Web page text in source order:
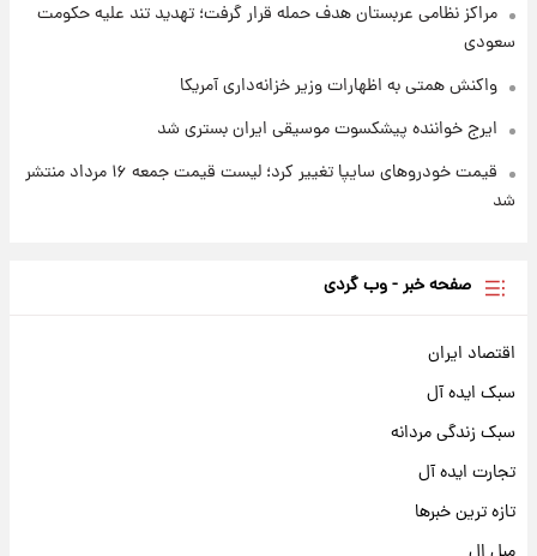
مراکز نظامی عربستان هدف حمله قرار گرفت؛ تهدید تند علیه حکومت
سعودی
واکنش همتی به اظهارات وزیر خزانه‌داری آمریکا
ایرج خواننده پیشکسوت موسیقی ایران بستری شد
قیمت خودروهای سایپا تغییر کرد؛ لیست قیمت جمعه ۱۶ مرداد منتشر
شد
صفحه خبر - وب گردی
اقتصاد ایران
سبک ایده آل
سبک زندگی مردانه
تجارت ایده آل
تازه ترین خبرها